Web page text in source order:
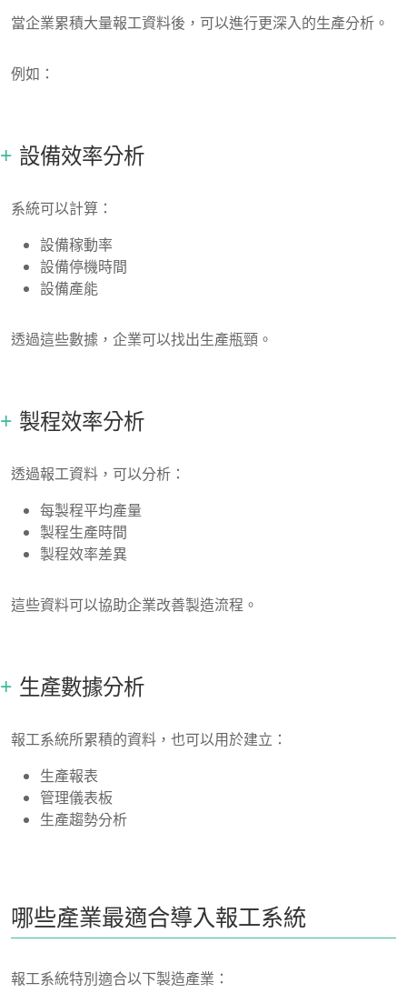
當企業累積大量報工資料後，可以進行更深入的生產分析。
例如：
設備效率分析
系統可以計算：
設備稼動率
設備停機時間
設備產能
透過這些數據，企業可以找出生產瓶頸。
製程效率分析
透過報工資料，可以分析：
每製程平均產量
製程生產時間
製程效率差異
這些資料可以協助企業改善製造流程。
生產數據分析
報工系統所累積的資料，也可以用於建立：
生產報表
管理儀表板
生產趨勢分析
哪些產業最適合導入報工系統
報工系統特別適合以下製造產業：